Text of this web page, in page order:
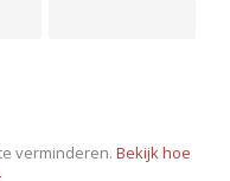
verminderen. Bekijk hoe